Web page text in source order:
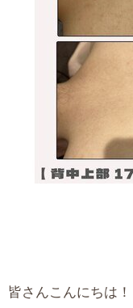
皆さんこんにちは！